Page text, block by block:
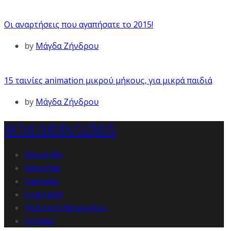
Οι αναρτήσεις που αγαπήσατε το 2015!
by Μάγδα Ζήνδρου
15 ταινίες animation μικρού μήκους, για μικρά παιδιά
by Μάγδα Ζήνδρου
KATHE/MERA/GONEIS
About Me
Advertise
Calendar
Copyright
Πολιτική Απορρήτου
Contact